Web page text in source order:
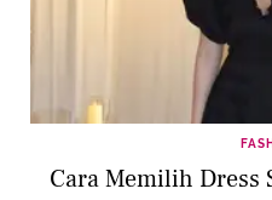
Cara Memilih Dress